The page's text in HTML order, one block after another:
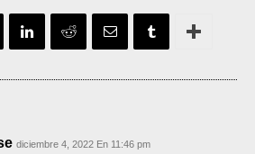
diciembre 4, 2022 En 11:46 pm